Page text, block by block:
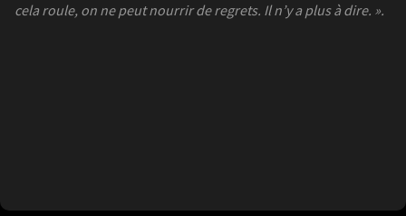
cela roule, on ne peut nourrir de regrets. Il n’y a plus à dire. ».